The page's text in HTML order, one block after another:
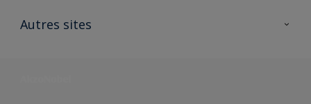
Ouvrir un magasin PASS
Autres sites